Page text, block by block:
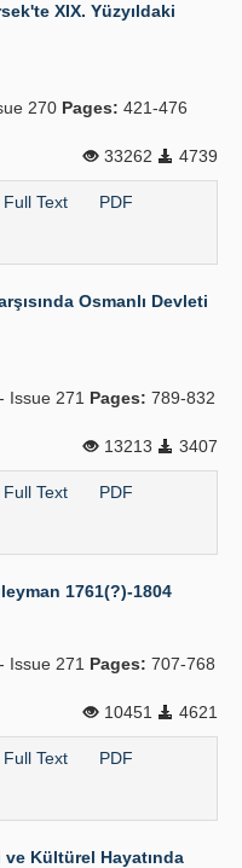
XIX. Yüzyıldaki
270 Pages: 421-476
33262
4739
Full Text PDF
Osmanlı Devleti
Issue 271 Pages: 789-832
13213
3407
Full Text PDF
1761(?)-1804
Issue 271 Pages: 707-768
10451
4621
Full Text PDF
ve Kültürel Hayatında